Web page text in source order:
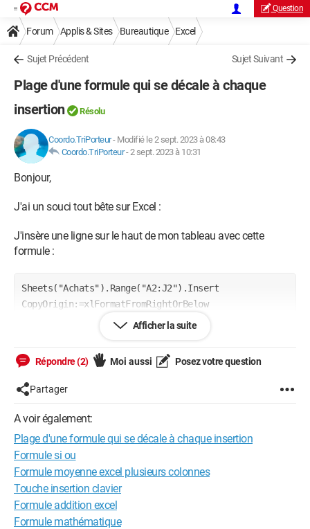
Question
Forum Applis & Sites Bureautique Excel
Sujet Précédent Sujet Suivant
Plage d'une formule qui se décale à chaque
insertion
Résolu
Coordo.TriPorteur- Modifié le 2 sept. 2023 à 08:43
Coordo.TriPorteur-2 sept. 2023 à 10:31
Bonjour,
J'ai un souci tout bête sur Excel :
J'insère une ligne sur le haut de mon tableau avec cette
formule :
Sheets("Achats").Range("A2:J2").Insert
CopyOrigin:=xlFormatFromRightOrBelow
Jusqu'ici tout va bien.
Mon problème est que je somme une plage
données, mais ce couillon d'Excel me décale ma plage
sommée pour suivre la plage initiale...
Comment le bloquer sur (D2:D5) sans qu'il passe à (D3:D6)
quand j'insère ?
Merci de vos lumières
Afficher la suite
Répondre (2) Moi aussi Posez votre question
Partager
A voir également:
Plage d'une formule qui se décale à chaque insertion
Formule si ou
Formule moyenne excel plusieurs colonnes
Touche insertion clavier
Formule addition excel
Formule mathématique